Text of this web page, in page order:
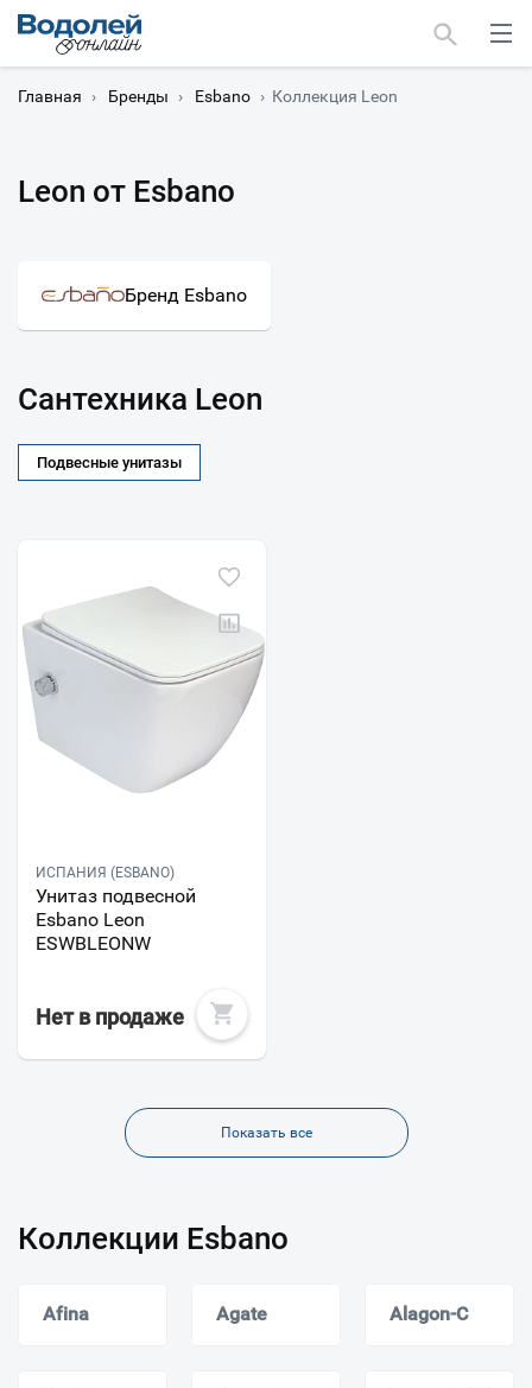
Главная › Бренды › Esbano › Коллекция Leon
Leon от Esbano
Бренд Esbano
Сантехника Leon
Подвесные унитазы
ИСПАНИЯ (ESBANO)
Унитаз подвесной
Esbano Leon
ESWBLEONW
Нет в продаже
Показать все
Коллекции Esbano
Afina Agate Alagon-C